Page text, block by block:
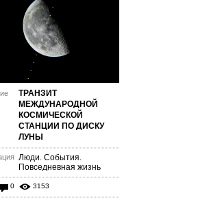
ТРАНЗИТ
МЕЖДУНАРОДНОЙ
КОСМИЧЕСКОЙ
СТАНЦИИ ПО ДИСКУ
ЛУНЫ
Люди. События.
Повседневная жизнь
0 3153